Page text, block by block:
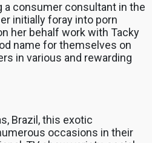
a consumer consultant in the
initially foray into porn
her behalf work with Tacky
name for themselves on
in various and rewarding
Brazil, this exotic
occasions in their